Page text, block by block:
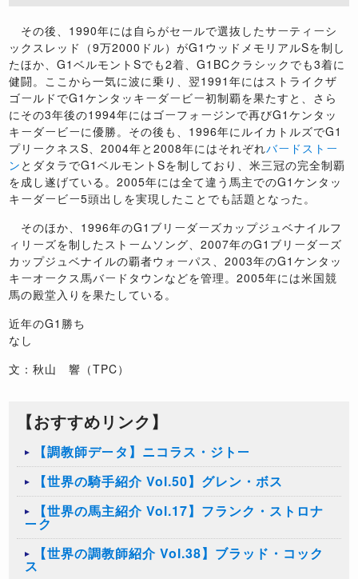
その後、1990年には自らがセールで選抜したサーティーシ
ックスレッド（9万2000ドル）がG1ウッドメモリアルSを制し
たほか、G1ベルモントSでも2着、G1BCクラシックでも3着に
健闘。ここから一気に波に乗り、翌1991年にはストライクザ
ゴールドでG1ケンタッキーダービー初制覇を果たすと、さら
にその3年後の1994年にはゴーフォージンで再びG1ケンタッ
キーダービーに優勝。その後も、1996年にルイカトルズでG1
プリークネスS、2004年と2008年にはそれぞれバードストー
ン とダタラでG1ベルモントSを制しており、米三冠の完全制覇
を成し遂げている。2005年には全て違う馬主でのG1ケンタッ
キーダービー5頭出しを実現したことでも話題となった。
そのほか、1996年のG1ブリーダーズカップジュベナイルフ
ィリーズを制したストームソング、2007年のG1ブリーダーズ
カップジュベナイルの覇者ウォーパス、2003年のG1ケンタッ
キーオークス馬バードタウンなどを管理。2005年には米国競
馬の殿堂入りを果たしている。
近年のG1勝ち
なし
文：秋山 響（TPC）
【おすすめリンク】
【調教師データ】ニコラス・ジトー
【世界の騎手紹介 Vol.50】グレン・ボス
【世界の馬主紹介 Vol.17】フランク・ストロナ
ーク
【世界の調教師紹介 Vol.38】ブラッド・コック
ス